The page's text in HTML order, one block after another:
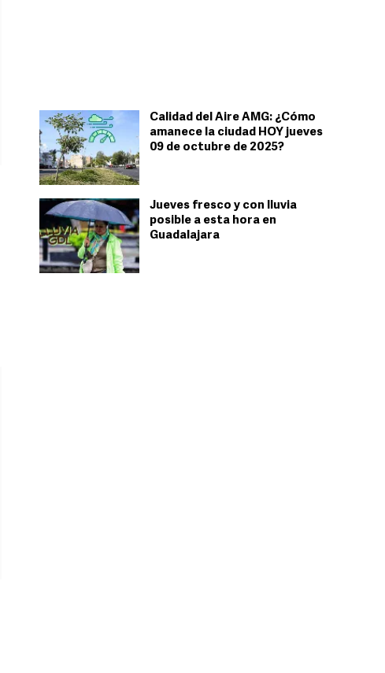
Calidad del Aire AMG: ¿Cómo
amanece la ciudad HOY jueves
09 de octubre de 2025?
Jueves fresco y con lluvia
posible a esta hora en
Guadalajara